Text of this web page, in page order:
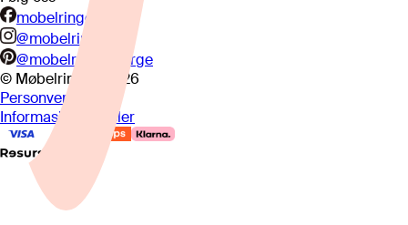
mobelringen.no
@mobelringen
@mobelringennorge
© Møbelringen
2026
Personvern
Informasjonskapsler